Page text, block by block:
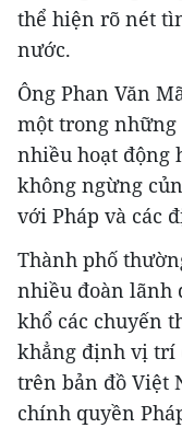
thể hiện rõ nét
nước.
Ông Phan Văn
một trong
nhiều hoạt động
không ngừng
với Pháp và các
Thành phố
nhiều đoàn lãnh
khổ các chuyến
khẳng định vị trí
trên bản đồ Việt
chính quyền